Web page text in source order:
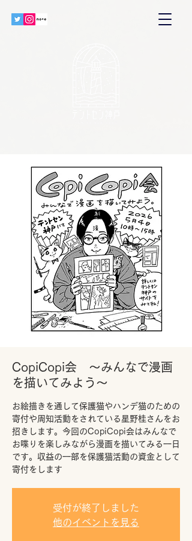
CopiCopi会 ～みんなで漫画
を描いてみよう～
お絵描きを通して保護猫やハンデ猫のための
寄付や周知活動をされている星野桂さんをお
招きします。今回のCopiCopi会はみんなで
お喋りを楽しみながら漫画を描いてみる一日
です。収益の一部を保護猫活動の資金として
寄付をします
受付が終了しました
他のイベントを見る